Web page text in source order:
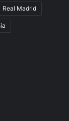
Real Madrid